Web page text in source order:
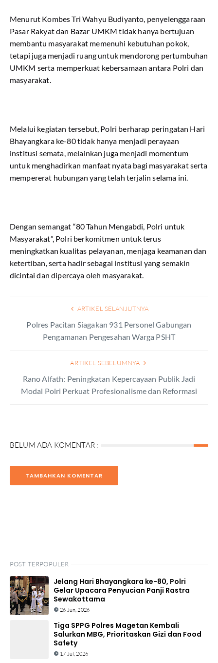
Menurut Kombes Tri Wahyu Budiyanto, penyelenggaraan
Pasar Rakyat dan Bazar UMKM tidak hanya bertujuan
membantu masyarakat memenuhi kebutuhan pokok,
tetapi juga menjadi ruang untuk mendorong pertumbuhan
UMKM serta memperkuat kebersamaan antara Polri dan
masyarakat.
Melalui kegiatan tersebut, Polri berharap peringatan Hari
Bhayangkara ke-80 tidak hanya menjadi perayaan
institusi semata, melainkan juga menjadi momentum
untuk menghadirkan manfaat nyata bagi masyarakat serta
mempererat hubungan yang telah terjalin selama ini.
Dengan semangat “80 Tahun Mengabdi, Polri untuk
Masyarakat”, Polri berkomitmen untuk terus
meningkatkan kualitas pelayanan, menjaga keamanan dan
ketertiban, serta hadir sebagai institusi yang semakin
dicintai dan dipercaya oleh masyarakat.
ARTIKEL SELANJUTNYA
Polres Pacitan Siagakan 931 Personel Gabungan
Pengamanan Pengesahan Warga PSHT
ARTIKEL SEBELUMNYA
Rano Alfath: Peningkatan Kepercayaan Publik Jadi
Modal Polri Perkuat Profesionalisme dan Reformasi
BELUM ADA KOMENTAR :
TAMBAHKAN KOMENTAR
POST TERPOPULER
Jelang Hari Bhayangkara ke-80, Polri
Gelar Upacara Penyucian Panji Rastra
Sewakottama
26 Jun, 2026
Tiga SPPG Polres Magetan Kembali
Salurkan MBG, Prioritaskan Gizi dan Food
Safety
17 Jul, 2026